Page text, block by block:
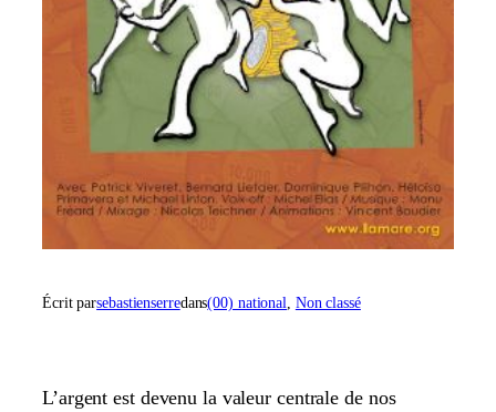
Écrit parsebastienserredans(00) national Non classé
L’argent est devenu la valeur centrale de nos